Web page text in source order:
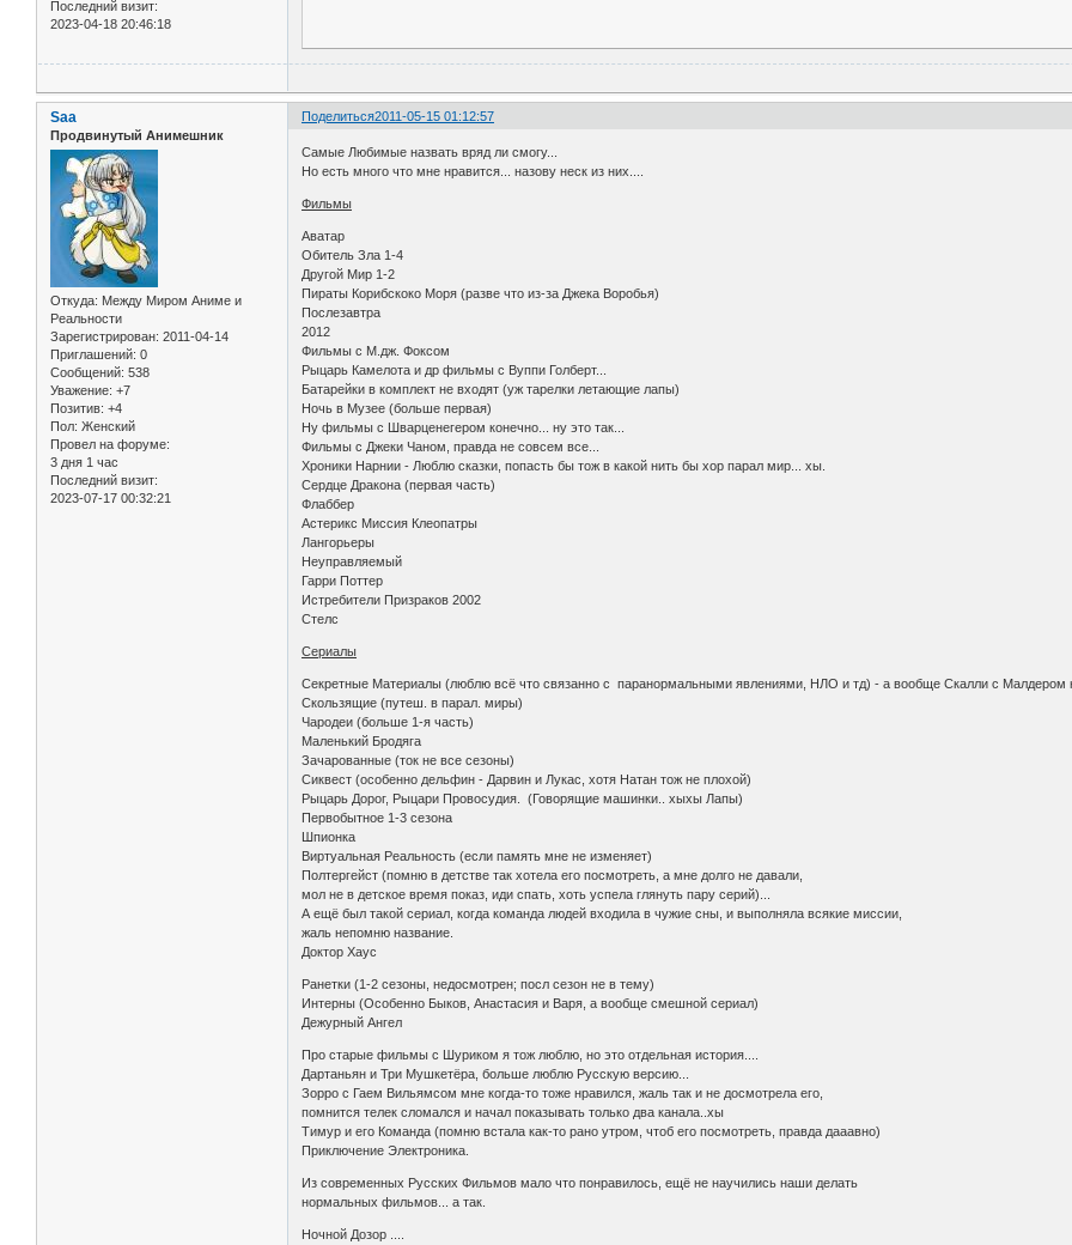
Последний визит:
2023-04-18 20:46:18
Поделиться2011-05-15 01:12:57
Saa
Продвинутый Анимешник
Откуда: Между Миром Аниме и
Реальности
Зарегистрирован: 2011-04-14
Приглашений: 0
Сообщений: 538
Уважение: +7
Позитив: +4
Пол: Женский
Провел на форуме:
3 дня 1 час
Последний визит:
2023-07-17 00:32:21
Самые Любимые назвать вряд ли смогу...
Но есть много что мне нравится... назову неск из них....
Фильмы
Аватар
Обитель Зла 1-4
Другой Мир 1-2
Пираты Корибскоко Моря (разве что из-за Джека Воробья)
Послезавтра
2012
Фильмы с М.дж. Фоксом
Рыцарь Камелота и др фильмы с Вуппи Голберт...
Батарейки в комплект не входят (уж тарелки летающие лапы)
Ночь в Музее (больше первая)
Ну фильмы с Шварценегером конечно... ну это так...
Фильмы с Джеки Чаном, правда не совсем все...
Хроники Нарнии - Люблю сказки, попасть бы тож в какой нить бы хор парал мир... хы.
Сердце Дракона (первая часть)
Флаббер
Астерикс Миссия Клеопатры
Лангорьеры
Неуправляемый
Гарри Поттер
Истребители Призраков 2002
Стелс
Сериалы
Секретные Материалы (люблю всё что связанно с паранормальными явлениями, НЛО и тд) - а вообще Скалли с Малдером
Скользящие (путеш. в парал. миры)
Чародеи (больше 1-я часть)
Маленький Бродяга
Зачарованные (ток не все сезоны)
Сиквест (особенно дельфин - Дарвин и Лукас, хотя Натан тож не плохой)
Рыцарь Дорог, Рыцари Провосудия. (Говорящие машинки.. хыхы Лапы)
Первобытное 1-3 сезона
Шпионка
Виртуальная Реальность (если память мне не изменяет)
Полтергейст (помню в детстве так хотела его посмотреть, а мне долго не давали,
мол не в детское время показ, иди спать, хоть успела глянуть пару серий)...
А ещё был такой сериал, когда команда людей входила в чужие сны, и выполняла всякие миссии,
жаль непомню название.
Доктор Хаус
Ранетки (1-2 сезоны, недосмотрен; посл сезон не в тему)
Интерны (Особенно Быков, Анастасия и Варя, а вообще смешной сериал)
Дежурный Ангел
Про старые фильмы с Шуриком я тож люблю, но это отдельная история....
Дартаньян и Три Мушкетёра, больше люблю Русскую версию...
Зорро с Гаем Вильямсом мне когда-то тоже нравился, жаль так и не досмотрела его,
помнится телек сломался и начал показывать только два канала..хы
Тимур и его Команда (помню встала как-то рано утром, чтоб его посмотреть, правда дааавно)
Приключение Электроника.
Из современных Русских Фильмов мало что понравилось, ещё не научились наши делать
нормальных фильмов... а так.
Ночной Дозор ....